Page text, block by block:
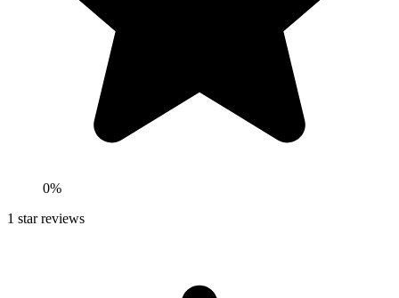
0%
1 star reviews